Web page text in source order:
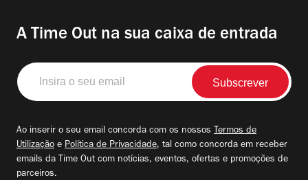
A Time Out na sua caixa de entrada
Insira
o
seu
Ao inserir o seu email concorda com os nossos Termos de
Utilização e Política de Privacidade, tal como concorda em receber
emails da Time Out com notícias, eventos, ofertas e promoções de
parceiros.